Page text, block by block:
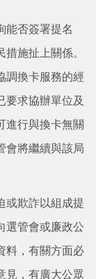
能否簽署提名
施扯上關係。
調換卡服務的經
要求協辦單位及
進行與換卡無關
會將繼續與該局
或欺詐以組成提
選管會或廉政公
料，有關方面必
見，有廣大公眾